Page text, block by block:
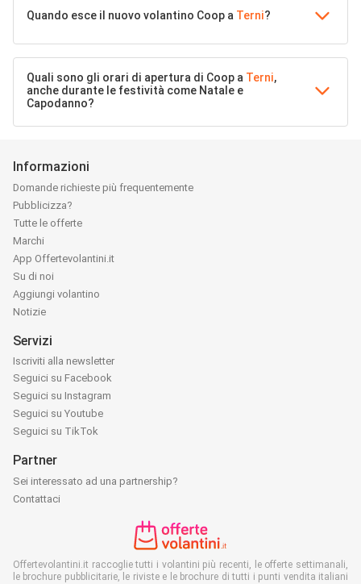
Quando esce il nuovo volantino Coop a Terni?
Quali sono gli orari di apertura di Coop a Terni,
anche durante le festività come Natale e
Capodanno?
Informazioni
Domande richieste più frequentemente
Pubblicizza?
Tutte le offerte
Marchi
App Offertevolantini.it
Su di noi
Aggiungi volantino
Notizie
Servizi
Iscriviti alla newsletter
Seguici su Facebook
Seguici su Instagram
Seguici su Youtube
Seguici su TikTok
Partner
Sei interessato ad una partnership?
Contattaci
Offertevolantini.it raccoglie tutti i volantini più recenti, le offerte settimanali,
le brochure pubblicitarie, le riviste e le brochure di tutti i punti vendita italiani